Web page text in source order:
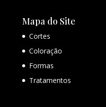
Mapa do Site
Cortes
Coloração
Formas
Tratamentos